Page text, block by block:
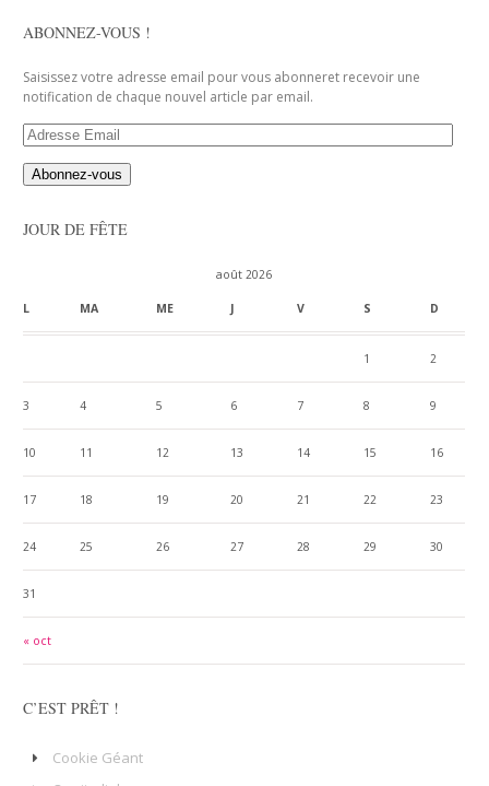
ABONNEZ-VOUS !
Saisissez votre adresse email pour vous abonneret recevoir une
notification de chaque nouvel article par email.
Adresse
Email
JOUR DE FÊTE
août 2026
L MA ME J V S D
« oct
1 2
3 4 5 6 7 8 9
10 11 12 13 14 15 16
17 18 19 20 21 22 23
24 25 26 27 28 29 30
31
C’EST PRÊT !
Cookie Géant